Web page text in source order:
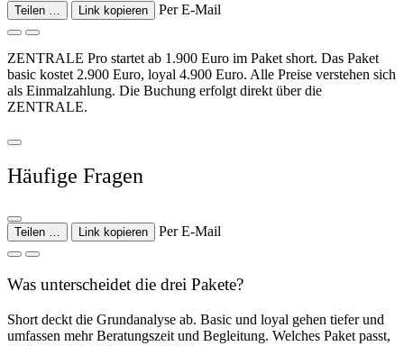
Teilen … Link kopieren Per E-Mail
ZENTRALE Pro startet ab 1.900 Euro im Paket short. Das Paket
basic kostet 2.900 Euro, loyal 4.900 Euro. Alle Preise verstehen sich
als Einmalzahlung. Die Buchung erfolgt direkt über die
ZENTRALE.
Häufige Fragen
Teilen … Link kopieren Per E-Mail
Was unterscheidet die drei Pakete?
Short deckt die Grundanalyse ab. Basic und loyal gehen tiefer und
umfassen mehr Beratungszeit und Begleitung. Welches Paket passt,